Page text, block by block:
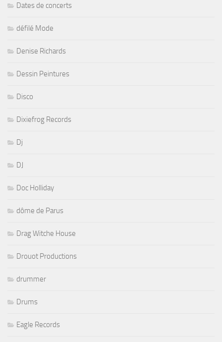
Dates de concerts
défilé Mode
Denise Richards
Dessin Peintures
Disco
Dixiefrog Records
Dj
DJ
Doc Holliday
dôme de Parus
Drag Witche House
Drouot Productions
drummer
Drums
Eagle Records